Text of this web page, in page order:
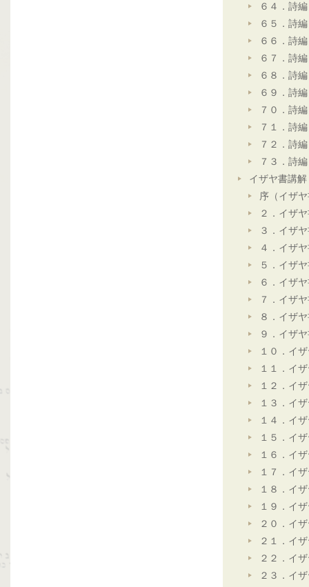
６４．詩
６５．詩
６６．詩
６７．詩
６８．詩
６９．詩
７０．詩
７１．詩
７２．詩
７３．詩
イザヤ書講解
序（イザ
２．イザ
３．イザ
４．イザ
５．イザ
６．イザ
７．イザ
８．イザ
９．イザ
１０．イ
１１．イ
１２．イ
１３．イ
１４．イ
１５．イ
１６．イ
１７．イ
１８．イ
１９．イ
２０．イ
２１．イ
２２．イ
２３．イ